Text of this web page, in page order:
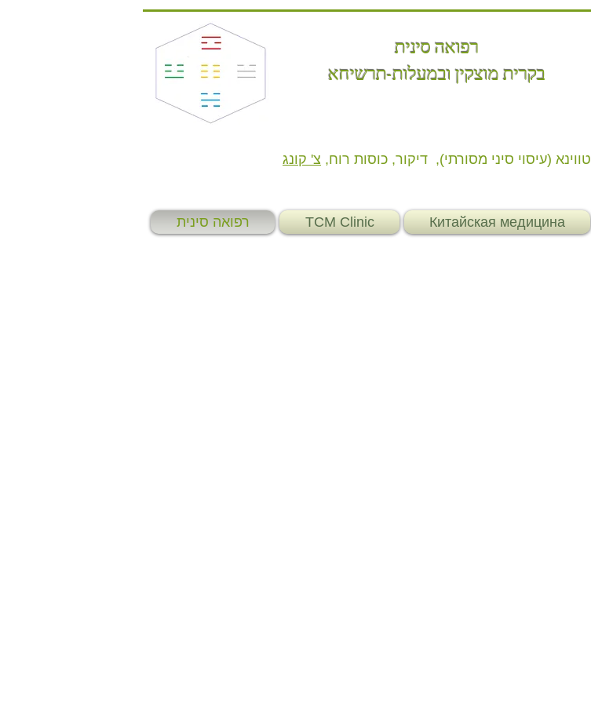
רפואה סינית
בקרית מוצקין ובמעלות-תרשיחא
טווינא (עיסוי סיני מסורתי), דיקור, כוסות רוח , צ' קונג
רפואה סינית TCM Clinic Китайская медицина